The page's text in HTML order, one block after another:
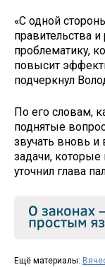
«С одной
правительства и
проблематику,
повысит
подчеркнул
По его словам,
поднятые
звучать вновь и
задачи,
уточнил глава
Ещё материалы: